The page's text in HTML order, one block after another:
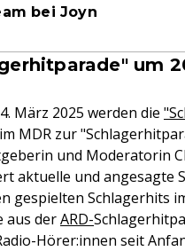
bei Joyn
um
März 2025 werden die
im MDR zur
und Moderatorin
aktuelle und angesagte
gespielten Schlagerhits
aus derARD-
Hörer:innen seit